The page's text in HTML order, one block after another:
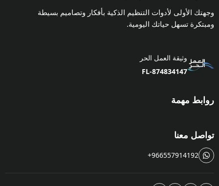
وجهتك الأولى لأدوات التنظيم الذكية بأفكار وتصاميم بسيطة
ومبتكرة تسهل حياتك اليومية.
وثيقة العمل الحر
FL-874834147
روابط مهمة
تواصل معنا
+966557914192